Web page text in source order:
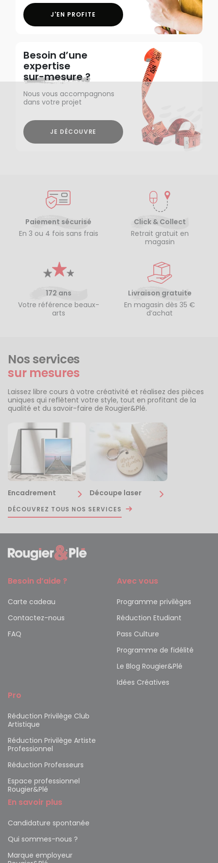
J'EN PROFITE
Besoin d’une
expertise
sur-mesure ?
Nous vous accompagnons
dans votre projet
JE DÉCOUVRE
Paiement sécurisé
En 3 ou 4 fois sans frais
Click & Collect
Retrait gratuit en
magasin
172 ans
Votre référence beaux-
arts
Livraison gratuite
En magasin dès 35 €
d’achat
Nos services
sur mesures
Laissez libre cours à votre créativité et réalisez des pièces
uniques qui reflètent votre style, tout en profitant de la
qualité et du savoir-faire de Rougier&Plé.
Encadrement Découpe laser
DÉCOUVREZ TOUS NOS SERVICES
Besoin d’aide ?
Carte cadeau
Contactez-nous
FAQ
Avec vous
Programme privilèges
Réduction Etudiant
Pass Culture
Programme de fidélité
Le Blog Rougier&Plé
Idées Créatives
Pro
Réduction Privilège Club
Artistique
Réduction Privilège Artiste
Professionnel
Réduction Professeurs
Espace professionnel
Rougier&Plé
En savoir plus
Candidature spontanée
Qui sommes-nous ?
Marque employeur